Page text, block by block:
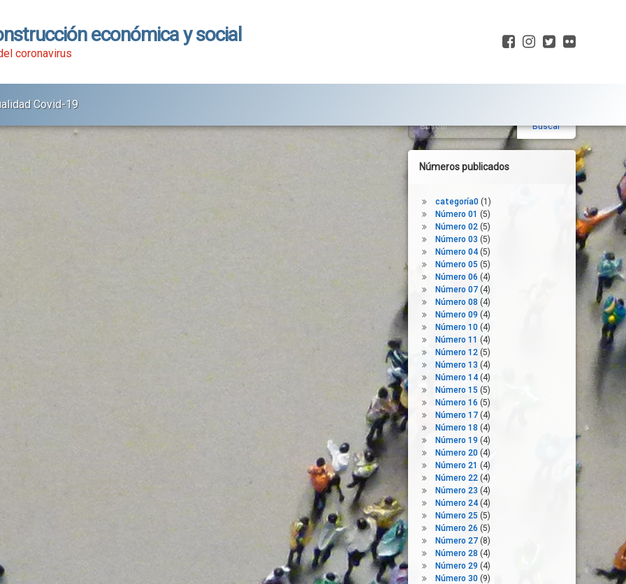
económica y social
coronavirus
Facebook
Instagram
Twitter
Covid-19
Barra
lateral
derecha
Números publicados
categoría0(1)
Número 01 (5)
Número 02(5)
Número 03 (5)
Número 04(5)
Número 05 (5)
Número 06 (4)
Número 07(4)
Número 08 (4)
Número 09(4)
Número 10(4)
Número 11 (4)
Número 12(5)
Número 13 (4)
Número 14(4)
Número 15 (5)
Número 16 (5)
Número 17(4)
Número 18 (4)
Número 19 (4)
Número 20(4)
Número 21 (4)
Número 22(4)
Número 23 (4)
Número 24(4)
Número 25 (5)
Número 26 (5)
Número 27(8)
Número 28 (4)
Número 29 (4)
Número 30(9)